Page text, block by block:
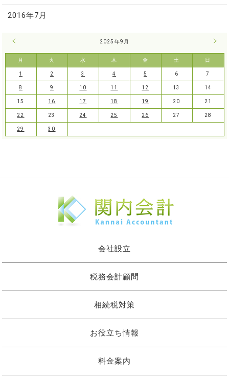
2016年7月
2025年9月
月 火 水 木 金 土 日
10
1 2 3 4 5 6 7
8 9 10 11 12 13 14
15 16 17 18 19 20 21
22 23 24 25 26 27 28
29 30
会社設立
税務会計顧問
相続税対策
お役立ち情報
料金案内